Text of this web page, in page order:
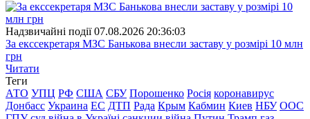
Надзвичайні події 07.08.2026 20:36:03
За екссекретаря МЗС Банькова внесли заставу у розмірі 10 млн
грн
Читати
Теги
АТО УПЦ РФ США СБУ Порошенко Росія коронавирус
Донбасс Украина ЕС ДТП Рада Крым Кабмин Киев НБУ ООС